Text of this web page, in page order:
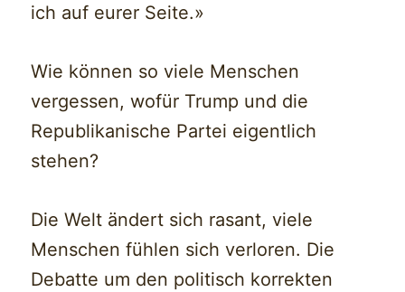
ich auf eurer Seite.»
Wie können so viele Menschen
vergessen, wofür Trump und die
Republikanische Partei eigentlich
stehen?
Die Welt ändert sich rasant, viele
Menschen fühlen sich verloren. Die
Debatte um den politisch korrekten